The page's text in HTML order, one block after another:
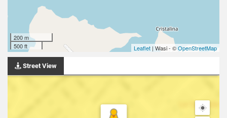
200 m
500 ft
Leaflet | Wasi - ©OpenStreetMap
Street View